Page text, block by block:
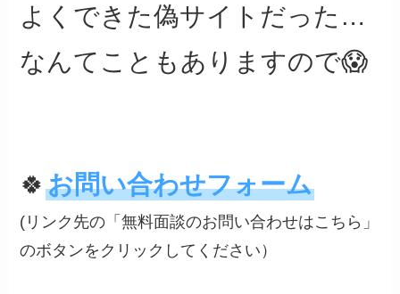
よくできた偽サイトだった…
なんてこともありますので😱
🍀お問い合わせフォーム
(リンク先の「無料面談のお問い合わせはこちら」
のボタンをクリックしてください）